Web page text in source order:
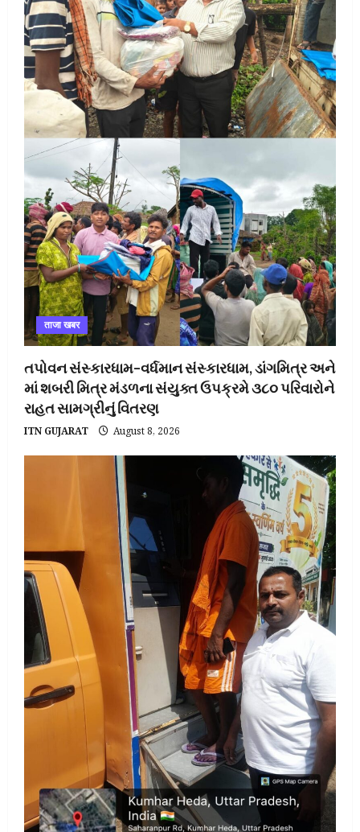
ताजा खबर
તપોવન સંસ્કારધામ–વર્ધમાન સંસ્કારધામ, ડાંગમિત્ર અને
માં શબરી મિત્ર મંડળના સંયુક્ત ઉપક્રમે ૩૮૦ પરિવારોને
રાહત સામગ્રીનું વિતરણ
ITN GUJARAT August 8, 2026